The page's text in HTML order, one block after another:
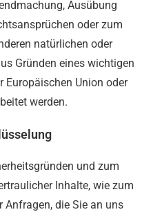
Ausübung
oder zum
natürlichen oder
Gründen eines wichtigen
Europäischen Union oder
werden.
und zum
Inhalte, wie zum
Anfragen, die Sie an uns